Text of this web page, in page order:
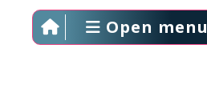
Open menu